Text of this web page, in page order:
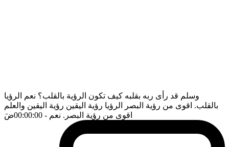
وسلم قد رأى ربه بقلبه كيف تكون الرؤية بالقلب؟ نعم الرؤيا
بالقلب. اقوى من رؤية البصر الرؤيا رؤية اليقين رؤية اليقين والعلم
اقوى من رؤية البصر. نعم - 00:00:00 ضَ